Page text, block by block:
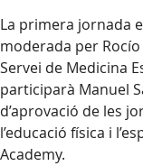
La primera jornada
moderada per
Servei de Medicina
participarà Manuel
d’aprovació de les
l’educació física i
Academy.